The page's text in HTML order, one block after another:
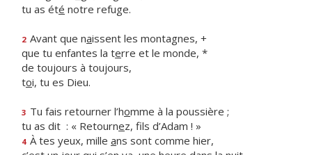
tu as été notre refuge.
2 Avant que naissent les montagnes, +
que tu enfantes la terre et le monde, *
de toujours à toujours,
toi, tu es Dieu.
3 Tu fais retourner l’homme à la poussière ;
tu as dit : « Retournez, fils d’Adam ! »
4 À tes yeux, mille ans sont comme hier,